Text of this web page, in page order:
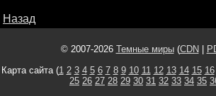
Назад
© 2007-2026 Темные миры(CDN
Карта сайта (1 2 3 4 5 6 7 8 9 10 11 12 13 14 15 16
25 26 27 28 29 30 31 32 33 34 35